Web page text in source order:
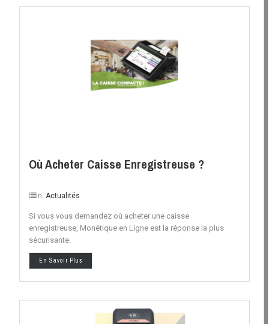
Où Acheter Caisse Enregistreuse ?
In:Actualités
Si vous vous demandez où acheter une caisse
enregistreuse, Monétique en Ligne est la réponse la plus
sécurisante.
En Savoir Plus